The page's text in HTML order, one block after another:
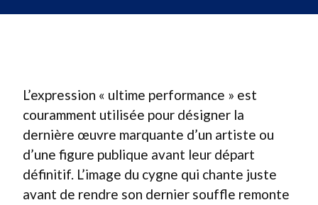
L’expression « ultime performance » est
couramment utilisée pour désigner la
dernière œuvre marquante d’un artiste ou
d’une figure publique avant leur départ
définitif. L’image du cygne qui chante juste
avant de rendre son dernier souffle remonte